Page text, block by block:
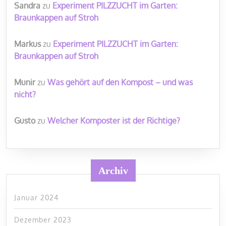
Sandra zu Experiment PILZZUCHT im Garten:
Braunkappen auf Stroh
Markuszu Experiment PILZZUCHT im Garten:
Braunkappen auf Stroh
Munirzu Was gehört auf den Kompost – und was
nicht?
Gustozu Welcher Komposter ist der Richtige?
Archiv
Januar 2024
Dezember 2023